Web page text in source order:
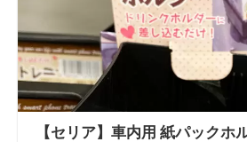
【セリア】車内用 紙パックホ